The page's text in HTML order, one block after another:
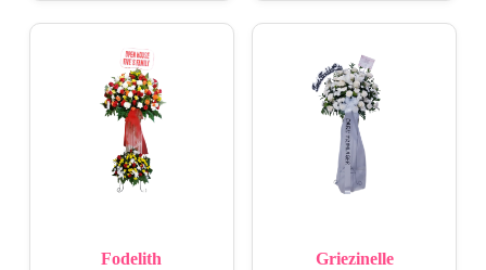
Fodelith Griezinelle